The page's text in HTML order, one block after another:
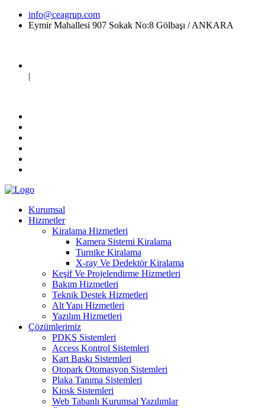
info@ceagrup.com
Eymir Mahallesi 907 Sokak No:8 Gölbaşı / ANKARA
|
Kurumsal
Hizmetler
Kiralama Hizmetleri
Kamera Sistemi Kiralama
Turnike Kiralama
X-ray Ve Dedektör Kiralama
Keşif Ve Projelendirme Hizmetleri
Bakım Hizmetleri
Teknik Destek Hizmetleri
Alt Yapı Hizmetleri
Yazılım Hizmetleri
Çözümlerimiz
PDKS Sistemleri
Access Kontrol Sistemleri
Kart Baskı Sistemleri
Otopark Otomasyon Sistemleri
Plaka Tanıma Sistemleri
Kiosk Sistemleri
Web Tabanlı Kurumsal Yazılımlar